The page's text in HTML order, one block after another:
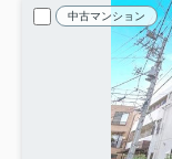
中古マンション